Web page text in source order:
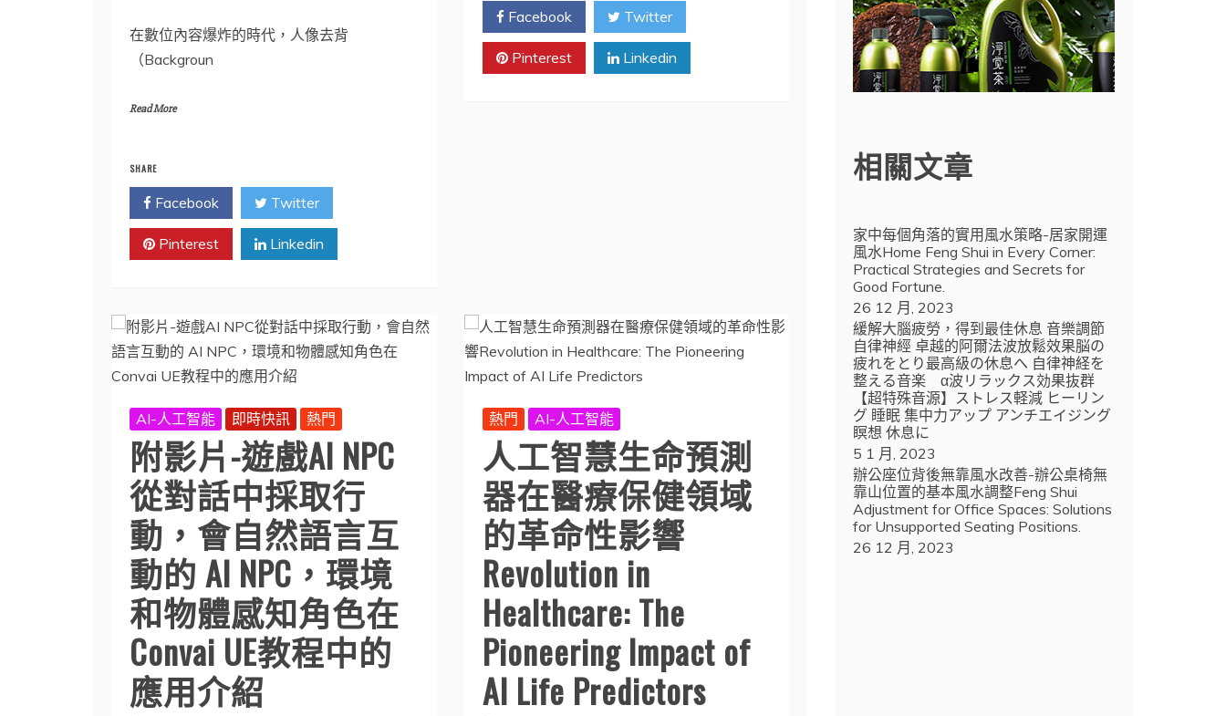
在數位內容爆炸的時代，人像去背
（Backgroun
Read More
SHARE
Facebook Twitter
Pinterest Linkedin
Facebook Twitter
Pinterest Linkedin
AI-人工智能 即時快訊 熱門
附影片-遊戲AI NPC
從對話中採取行
動，會自然語言互
動的 AI NPC，環境
和物體感知角色在
Convai UE教程中的
應用介紹
熱門 AI-人工智能
人工智慧生命預測
器在醫療保健領域
的革命性影響
Revolution in
Healthcare: The
Pioneering Impact of
AI Life Predictors
相關文章
家中每個角落的實用風水策略-居家開運
風水Home Feng Shui in Every Corner:
Practical Strategies and Secrets for
Good Fortune.
26 12 月, 2023
緩解大腦疲勞，得到最佳休息 音樂調節
自律神經 卓越的阿爾法波放鬆效果脳の
疲れをとり最高級の休息へ 自律神経を
整える音楽 α波リラックス効果抜群
【超特殊音源】ストレス軽減 ヒーリン
グ 睡眠 集中力アップ アンチエイジング
瞑想 休息に
5 1 月, 2023
辦公座位背後無靠風水改善-辦公桌椅無
靠山位置的基本風水調整Feng Shui
Adjustment for Office Spaces: Solutions
for Unsupported Seating Positions.
26 12 月, 2023